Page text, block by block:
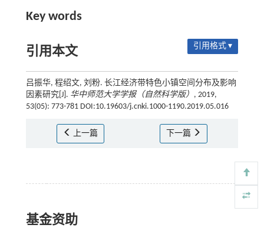
Key words
引用本文 引用格式 ▾
吕振华, 程绍文, 刘粉. 长江经济带特色小镇空间分布及影响
因素研究[J]. 华中师范大学学报（自然科学版） , 2019,
53(05): 773-781 DOI:10.19603/j.cnki.1000-1190.2019.05.016
上一篇 下一篇
基金资助